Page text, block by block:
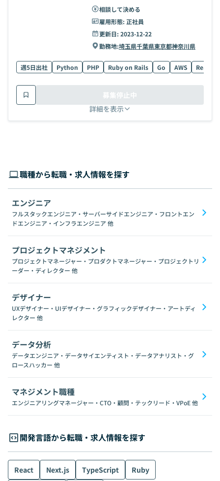
相談して決める
雇用形態: 正社員
更新日: 2023-12-22
勤務地:埼玉県千葉県東京都神奈川県
週5日出社 Python PHP Ruby on Rails Go AWS React
詳細を表示
募集停止中
職種から転職・求人情報を探す
エンジニア
フルスタックエンジニア・サーバーサイドエンジニア・フロントエン
ドエンジニア・インフラエンジニア 他
プロジェクトマネジメント
プロジェクトマネージャー・プロダクトマネージャー・プロジェクトリ
ーダー・ディレクター 他
デザイナー
UXデザイナー・UIデザイナー・グラフィックデザイナー・アートディ
レクター 他
データ分析
データエンジニア・データサイエンティスト・データアナリスト・グ
ロースハッカー 他
マネジメント職種
エンジニアリングマネージャー・CTO・顧問・テックリード・VPoE他
開発言語から転職・求人情報を探す
React Next.js TypeScript
Ruby